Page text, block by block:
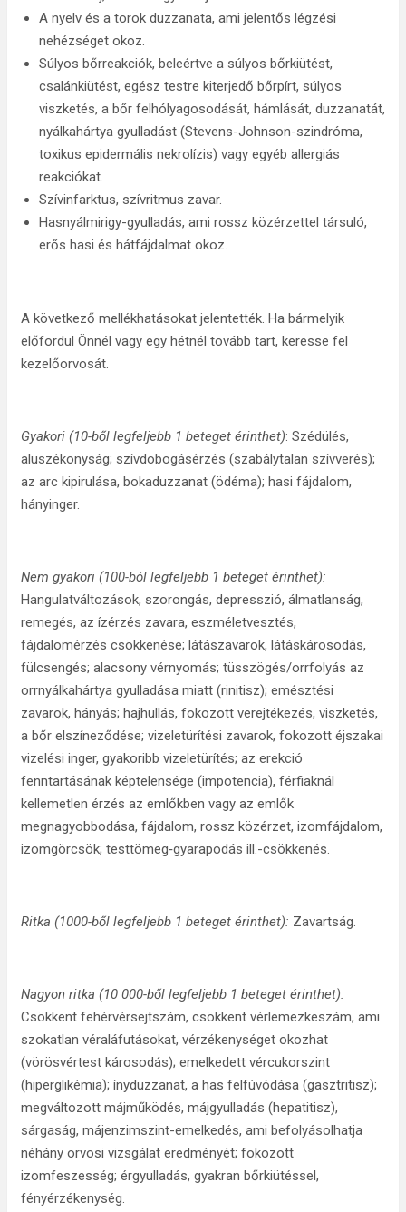
A nyelv és a torok duzzanata, ami jelentős légzési
nehézséget okoz.
Súlyos bőrreakciók, beleértve a súlyos bőrkiütést,
csalánkiütést, egész testre kiterjedő bőrpírt, súlyos
viszketés, a bőr felhólyagosodását, hámlását, duzzanatát,
nyálkahártya gyulladást (Stevens-Johnson-szindróma,
toxikus epidermális nekrolízis) vagy egyéb allergiás
reakciókat.
Szívinfarktus, szívritmus zavar.
Hasnyálmirigy-gyulladás, ami rossz közérzettel társuló,
erős hasi és hátfájdalmat okoz.
A következő mellékhatásokat jelentették. Ha bármelyik
előfordul Önnél vagy egy hétnél tovább tart, keresse fel
kezelőorvosát.
Gyakori (10-ből legfeljebb 1 beteget érinthet): Szédülés,
aluszékonyság; szívdobogásérzés (szabálytalan szívverés);
az arc kipirulása, bokaduzzanat (ödéma); hasi fájdalom,
hányinger.
Nem gyakori (100-ból legfeljebb 1 beteget érinthet):
Hangulatváltozások, szorongás, depresszió, álmatlanság,
remegés, az ízérzés zavara, eszméletvesztés,
fájdalomérzés csökkenése; látászavarok, látáskárosodás,
fülcsengés; alacsony vérnyomás; tüsszögés/orrfolyás az
orrnyálkahártya gyulladása miatt (rinitisz); emésztési
zavarok, hányás; hajhullás, fokozott verejtékezés, viszketés,
a bőr elszíneződése; vizeletürítési zavarok, fokozott éjszakai
vizelési inger, gyakoribb vizeletürítés; az erekció
fenntartásának képtelensége (impotencia), férfiaknál
kellemetlen érzés az emlőkben vagy az emlők
megnagyobbodása, fájdalom, rossz közérzet, izomfájdalom,
izomgörcsök; testtömeg‑gyarapodás ill.-csökkenés.
Ritka (1000-ből legfeljebb 1 beteget érinthet): Zavartság.
Nagyon ritka (10 000-ből legfeljebb 1 beteget érinthet):
Csökkent fehérvérsejtszám, csökkent vérlemezkeszám, ami
szokatlan véraláfutásokat, vérzékenységet okozhat
(vörösvértest károsodás); emelkedett vércukorszint
(hiperglikémia); ínyduzzanat, a has felfúvódása (gasztritisz);
megváltozott májműködés, májgyulladás (hepatitisz),
sárgaság, májenzimszint-emelkedés, ami befolyásolhatja
néhány orvosi vizsgálat eredményét; fokozott
izomfeszesség; érgyulladás, gyakran bőrkiütéssel,
fényérzékenység.